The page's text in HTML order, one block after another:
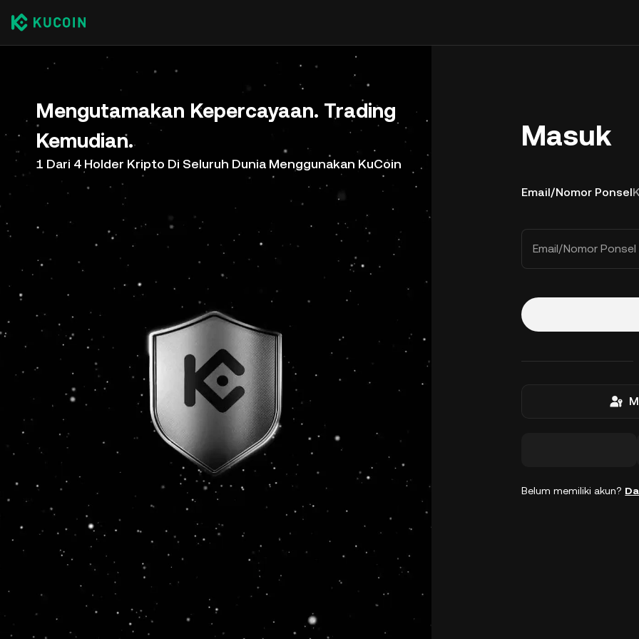
Mengutamakan Kepercayaan. Trading
Kemudian.
1 Dari 4 Holder Kripto Di Seluruh Dunia Menggunakan KuCoin
Masuk
Email/Nomor Ponsel
Email/Nomor Ponsel
Belum memiliki akun?